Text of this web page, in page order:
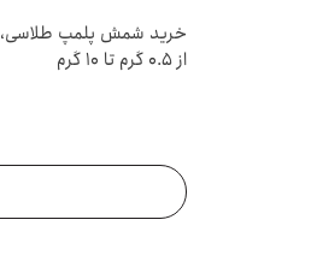
خرید شمش پلمپ طلاسی،
از ۰.۵ گرم تا ۱۰ گرم